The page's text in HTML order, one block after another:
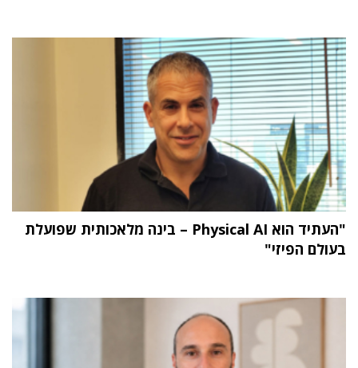
"העתיד הוא Physical AI – בינה מלאכותית שפועלת
בעולם הפיזי"